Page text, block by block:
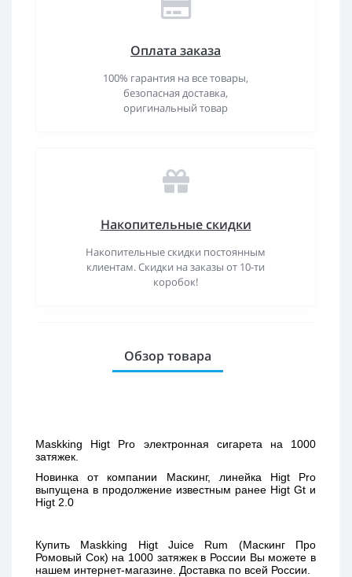
Оплата заказа
100% гарантия на все товары,
безопасная доставка,
оригинальный товар
Накопительные скидки
Накопительные скидки постоянным
клиентам. Скидки на заказы от 10-ти
коробок!
Обзор товара
Maskking Higt Pro электронная сигарета на 1000
затяжек.
Новинка от компании Маскинг, линейка Higt Pro
выпущена в продолжение известным ранее Higt Gt и
Higt 2.0
Купить Maskking Higt Juice Rum (Маскинг Про
Ромовый Сок) на 1000 затяжек в России Вы можете в
нашем интернет-магазине. Доставка по всей России.